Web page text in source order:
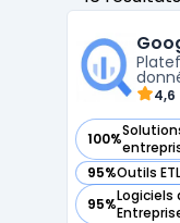
4,6
100%
— voir
95%Outils
— voir Google
95%Logiciels
— voir